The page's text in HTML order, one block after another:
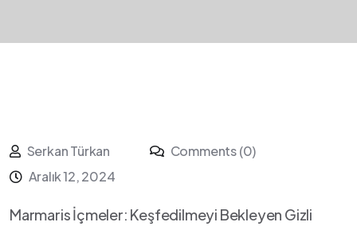
Serkan Türkan
Comments (0)
Aralık 12, 2024
Marmaris İçmeler: Keşfedilmeyi Bekleyen Gizli ​